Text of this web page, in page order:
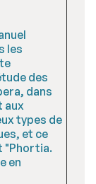
les
des
dans
aux
types de
et ce
"Phortia.
en